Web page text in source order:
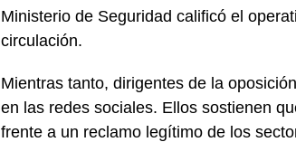
Ministerio de Seguridad calificó el
circulación.
Mientras tanto, dirigentes de la
en las redes sociales. Ellos sostienen
frente a un reclamo legítimo de los